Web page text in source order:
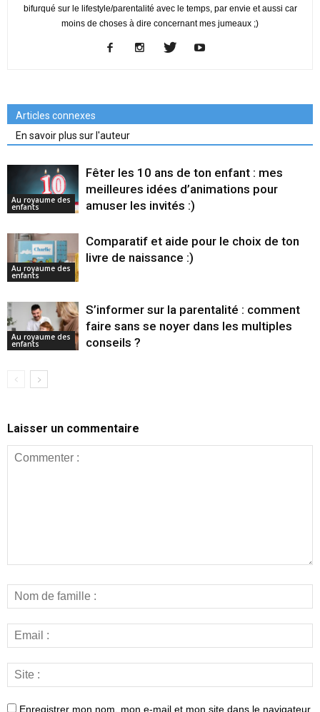
bifurqué sur le lifestyle/parentalité avec le temps, par envie et aussi car
moins de choses à dire concernant mes jumeaux ;)
Articles connexes
En savoir plus sur l'auteur
Au royaume des
enfants
Fêter les 10 ans de ton enfant : mes
meilleures idées d’animations pour
amuser les invités :)
Au royaume des
enfants
Comparatif et aide pour le choix de ton
livre de naissance :)
Au royaume des
enfants
S’informer sur la parentalité : comment
faire sans se noyer dans les multiples
conseils ?
Laisser un commentaire
Enregistrer mon nom, mon e-mail et mon site dans le navigateur